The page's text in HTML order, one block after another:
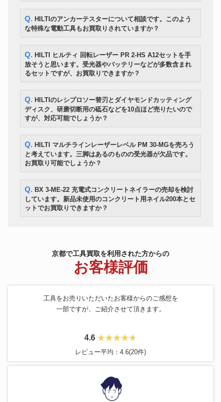
レッキス 138,000円
HRR480B-S ジェットヒーター
AMADA HFA-400 バンドソー 229,800円
電動チェーンブロック
EDM24ST
112,200円
ディーゼルエンジン溶接機
DAW-180SS
新ダイワ
EGW151MS
97,800円
TOPCON トータルステーション GT-505 540,600円
TIG溶接機 AVPM-200 インバー
タミニエレコン
全自動ドリル研磨機 HY-PRO
RDG-13S
91,200円
ダイヤモンドコアドリル CL-
592C
HITACHI
SII 蛍光X線分析装置
SEA1000A Ⅱ
360,600円
KEYENCE
画像寸法測定器 IMシリーズ 測
定ヘッド IM-6010 コントローラ
256,800円
エンジン油圧ポンプユニット U-
070
Q. HILTIのアンカーテスターについて相談です。このよう
な特殊な電動工具もお買取りされていますか？
Q. HILTI ヒルティ 回転レーザー PR 2-HS A12セットを手
放そうと思います。受光器やバッテリーなどが多数含まれ
るセットですが、お買取りできますか？
Q. HILTIのレシプロソー替刃とダイヤモンドカッティング
ディスク、研磨切断用の砥石などを10点ほど売りたいので
すが、対応可能でしょうか？
Q. HILTI マルチラインレーザーレベル PM 30-MGを売ろう
と考えています。三脚はあるのものの受光器が欠品です。
お買取り可能でしょうか？
Q. BX 3-ME-22 充電式コンクリートネイラーの売却を検討
しています。新品未使用のコンクリート用ネイル200本とセ
ットでお買取りできますか？
京都で工具買取を利用された方からの
お客様評価
工具をお売りいただいたお客様からのご感想を
一部ですが、ご紹介させて頂きます。
4.6
レビュー平均：4.6(20件)